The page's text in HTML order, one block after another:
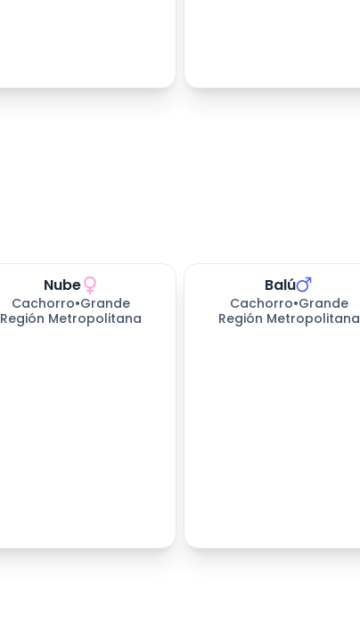
Nube
Cachorro•Grande
Región Metropolitana
Balú
Cachorro•Grande
Región Metropolitana